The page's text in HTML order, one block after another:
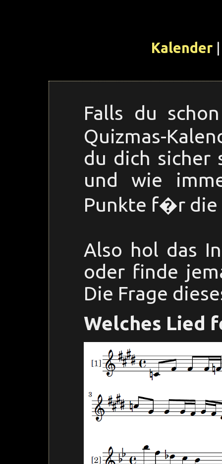
Kalender
Falls du
Quizmas-
du dich sicher
und wie
Punkte f�r die
Also hol das
oder finde
Die Frage
Welches Lied